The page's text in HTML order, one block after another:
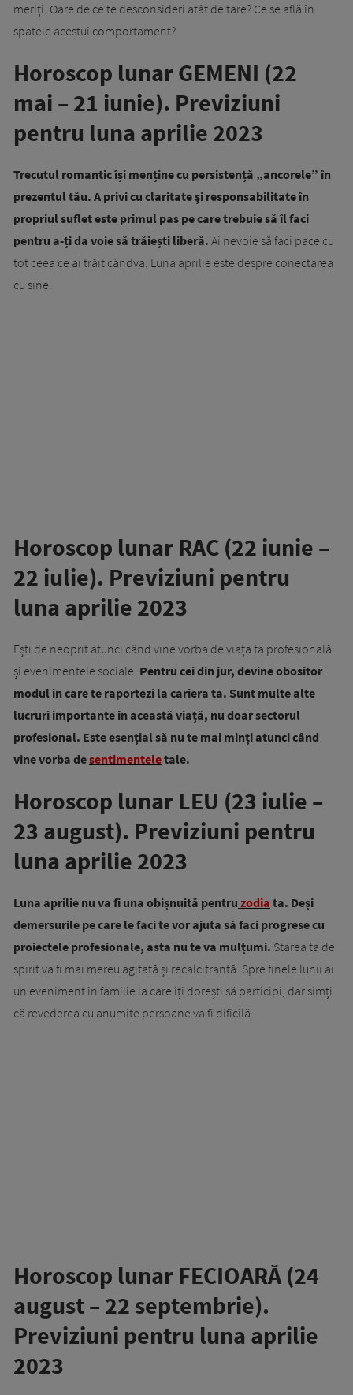
meriți. Oare de ce te desconsideri atât de tare? Ce se află în
spatele acestui comportament?
Horoscop lunar GEMENI (22
mai – 21 iunie). Previziuni
pentru luna aprilie 2023
Trecutul romantic își menține cu persistență „ancorele” în
prezentul tău. A privi cu claritate şi responsabilitate în
propriul suflet este primul pas pe care trebuie să îl faci
pentru a-ți da voie să trăiești liberă. Ai nevoie să faci pace cu
tot ceea ce ai trăit cândva. Luna aprilie este despre conectarea
cu sine.
Horoscop lunar RAC (22 iunie –
22 iulie). Previziuni pentru
luna aprilie 2023
Ești de neoprit atunci când vine vorba de viața ta profesională
și evenimentele sociale. Pentru cei din jur, devine obositor
modul în care te raportezi la cariera ta. Sunt multe alte
lucruri importante în această viață, nu doar sectorul
profesional. Este esențial să nu te mai minți atunci când
vine vorba desentimenteletale.
Horoscop lunar LEU (23 iulie –
23 august). Previziuni pentru
luna aprilie 2023
Luna aprilie nu va fi una obișnuită pentru zodia ta. Deși
demersurile pe care le faci te vor ajuta să faci progrese cu
proiectele profesionale, asta nu te va mulțumi. Starea ta de
spirit va fi mai mereu agitată și recalcitrantă. Spre finele lunii ai
un eveniment în familie la care îți dorești să participi, dar simți
că revederea cu anumite persoane va fi dificilă.
Horoscop lunar FECIOARĂ (24
august – 22 septembrie).
Previziuni pentru luna aprilie
2023